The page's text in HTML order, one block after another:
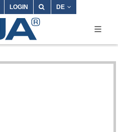
LOGIN DE